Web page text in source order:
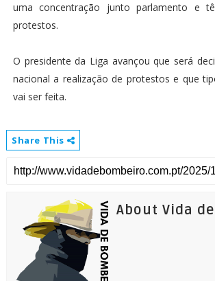
uma concentração junto parlamento e
protestos.
O presidente da Liga avançou que será
nacional a realização de protestos e que
vai ser feita.
Share This
About Vida